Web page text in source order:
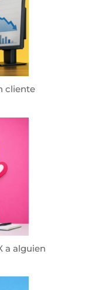
cliente
a alguien